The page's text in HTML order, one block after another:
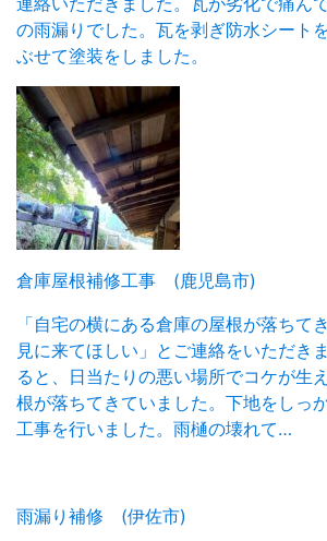
の雨漏りでした。瓦を剥ぎ防水シート
ぶせて塗装をしました。
倉庫屋根補修工事 (鹿児島市)
「自宅の横にある倉庫の屋根が落ちて
見に来てほしい」とご連絡をいただき
ると、日当たりの悪い場所でコケが生
根が落ちてきていました。下地をしっ
工事を行いました。雨樋の壊れて…
雨漏り補修 (伊佐市)